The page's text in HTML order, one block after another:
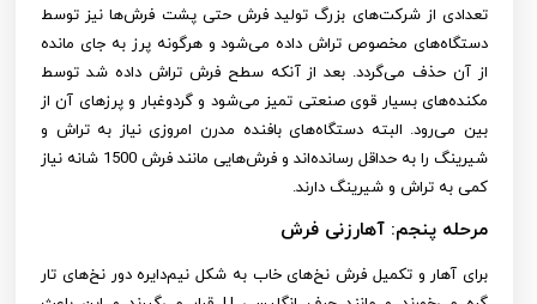
تعدادی از شرکت‌های بزرگ تولید فرش حتی پشت فرش‌ها نیز توسط
دستگاه‌های مخصوص تراش داده می‌شود و هرگونه پرز به جای مانده
از آن حذف می‌گردد. بعد از آنکه سطح فرش تراش داده شد توسط
مکنده‌های بسیار قوی صنعتی تمیز می‌شود و گردوغبار و پرزهای آن از
بین می‌رود. البته دستگاه‌های بافنده مدرن امروزی نیاز به تراش و
شیرینگ را به حداقل رسانده‌اند و فرش‌هایی مانند فرش 1500 شانه نیاز
کمی به تراش و شیرینگ دارند.
مرحله پنجم: آهارزنی فرش
برای آهار و تکمیل فرش نخ‌های خاب به شکل نیم‌دایره دور نخ‌های تار